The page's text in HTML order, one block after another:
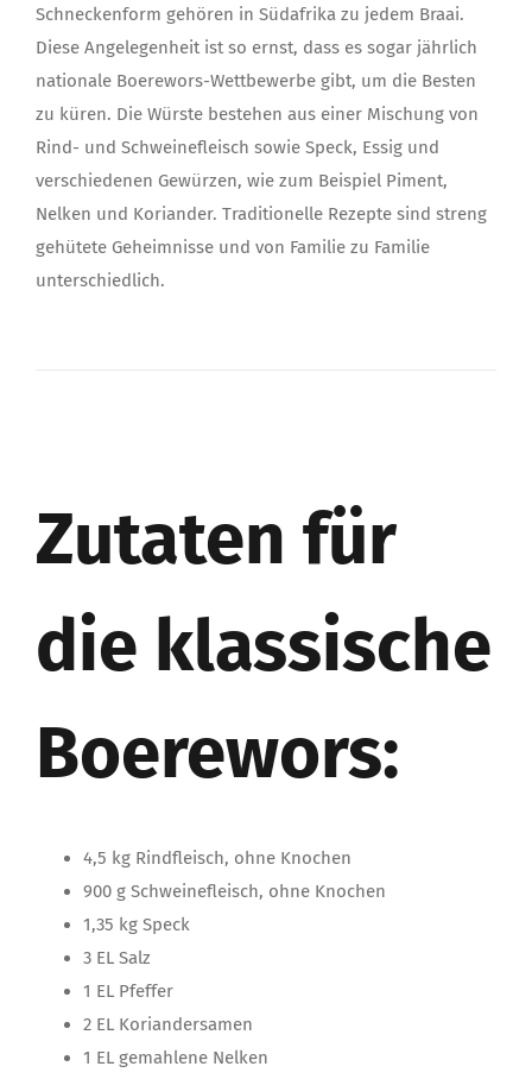
Schneckenform gehören in Südafrika zu jedem Braai.
Diese Angelegenheit ist so ernst, dass es sogar jährlich
nationale Boerewors-Wettbewerbe gibt, um die Besten
zu küren. Die Würste bestehen aus einer Mischung von
Rind- und Schweinefleisch sowie Speck, Essig und
verschiedenen Gewürzen, wie zum Beispiel Piment,
Nelken und Koriander. Traditionelle Rezepte sind streng
gehütete Geheimnisse und von Familie zu Familie
unterschiedlich.
Zutaten für
die klassische
Boerewors:
4,5 kg Rindfleisch, ohne Knochen
900 g Schweinefleisch, ohne Knochen
1,35 kg Speck
3 EL Salz
1 EL Pfeffer
2 EL Koriandersamen
1 EL gemahlene Nelken